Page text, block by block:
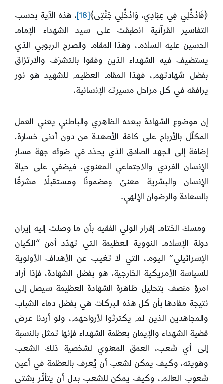
﴿فَادْخُلِي فِي عِبَادِي، وَادْخُلِي جَنَّتِى﴾[18]
، هذه الآية بحسب
التفاسير القرآنية انطبقت على سيد الشهداء الإمام
الحسين عليه السلام، وهذا المقام والصرح الربوبي الذي
يستضيف فيه الشهداء الذين وفقوا بالتشرّف والارتزاق
بفضل شهادتهم، فهذا المقام العظيم للشهيد هو نور
يرافقه في كل مراحل مسيرته الإنسانية.
إن موضوع الشهادة ببعده الظاهري والباطني يعني العمل
المكلّل بالأرباح على كافة الأصعدة من دون أدنى خسارة،
إضافة إلى الجهد الصادق الذي يحدّد في ضوئه جهة مسار
الإنسان الفردي والاجتماعي المعنوي، فيضفي على حياة
الإنسان والبشرية معنىً ومضمونًا ومستقبلًا مشرقًا
بالسعادة والرضوان الإلهي.
ومسك الختام إقرار الولي الفقيه بأن ما وصلت إليه إيران
دولة الإسلام النووية العظيمة التي تهدّد أمن “الكيان
الإسرائيلي” اليوم، التي لا تغيب عن الأهداف الأولوية
للسياسة الأمريكية الخارجية، هو بفضل الشهادة، فإذا أراد
امرؤ منصف بتحليل ظاهرة الشهادة العظيمة سيصل إلى
نتيجة مفادها بأن كل هذه البركات هي بفضل دماء الشباب
والمجاهدين الذين لم يكترثوا لأرواحهم، ولو أردنا عرض
قضية الشهداء والإيمان بعظمة الشهداء فإنها تمثل بالنسبة
إلى أي شعب، العمق المعنوي لشخصية ذلك الشعب
وهويته، وكيف يمكن لشعب أن يُعرف بالعظمة في أعين
شعوب العالم، وكيف يمكن للشعب بدل أن يتأثّر بشتى